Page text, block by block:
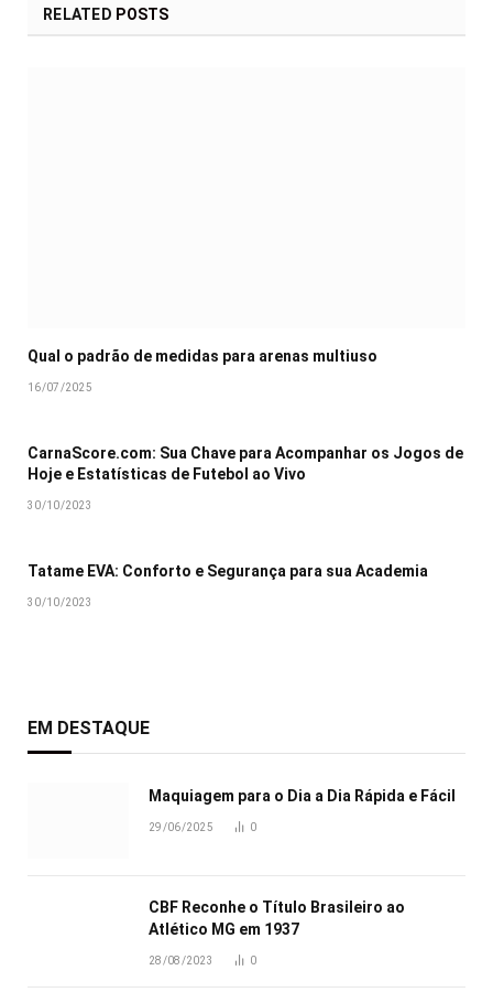
RELATED POSTS
Qual o padrão de medidas para arenas multiuso
16/07/2025
CarnaScore.com: Sua Chave para Acompanhar os Jogos de
Hoje e Estatísticas de Futebol ao Vivo
30/10/2023
Tatame EVA: Conforto e Segurança para sua Academia
30/10/2023
EM DESTAQUE
Maquiagem para o Dia a Dia Rápida e Fácil
29/06/2025 0
CBF Reconhe o Título Brasileiro ao
Atlético MG em 1937
28/08/2023 0